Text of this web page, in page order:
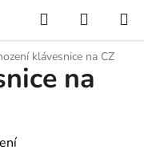
Hledat
KOŠÍK
klávesnice na CZ
na